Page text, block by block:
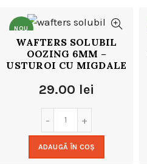
NOU
WAFTERS SOLUBIL
OOZING 6MM –
USTUROI CU MIGDALE
29.00 lei
ADAUGĂ ÎN COȘ